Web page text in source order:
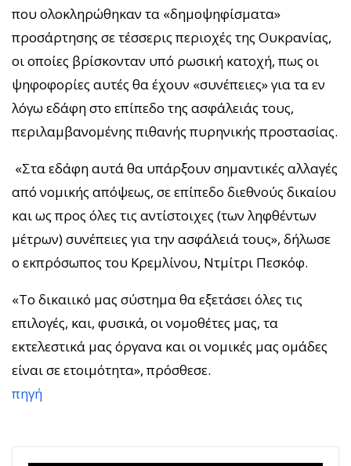
που ολοκληρώθηκαν τα «δημοψηφίσματα»
προσάρτησης σε τέσσερις περιοχές της Ουκρανίας,
οι οποίες βρίσκονταν υπό ρωσική κατοχή, πως οι
ψηφοφορίες αυτές θα έχουν «συνέπειες» για τα εν
λόγω εδάφη στο επίπεδο της ασφάλειάς τους,
περιλαμβανομένης πιθανής πυρηνικής προστασίας.
«Στα εδάφη αυτά θα υπάρξουν σημαντικές αλλαγές
από νομικής απόψεως, σε επίπεδο διεθνούς δικαίου
και ως προς όλες τις αντίστοιχες (των ληφθέντων
μέτρων) συνέπειες για την ασφάλειά τους», δήλωσε
ο εκπρόσωπος του Κρεμλίνου, Ντμίτρι Πεσκόφ.
«Το δικαιικό μας σύστημα θα εξετάσει όλες τις
επιλογές, και, φυσικά, οι νομοθέτες μας, τα
εκτελεστικά μας όργανα και οι νομικές μας ομάδες
είναι σε ετοιμότητα», πρόσθεσε.
πηγή